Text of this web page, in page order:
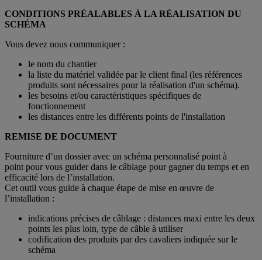
CONDITIONS PRÉALABLES À LA RÉALISATION DU
SCHÉMA
Vous devez nous communiquer :
le nom du chantier
la liste du matériel validée par le client final (les références
produits sont nécessaires pour la réalisation d'un schéma).
les besoins et/ou caractéristiques spécifiques de
fonctionnement
les distances entre les différents points de l'installation
REMISE DE DOCUMENT
Fourniture d’un dossier avec un schéma personnalisé point à
point pour vous guider dans le câblage pour gagner du temps et en
efficacité lors de l’installation.
Cet outil vous guide à chaque étape de mise en œuvre de
l’installation :
indications précises de câblage : distances maxi entre les deux
points les plus loin, type de câble à utiliser
codification des produits par des cavaliers indiquée sur le
schéma